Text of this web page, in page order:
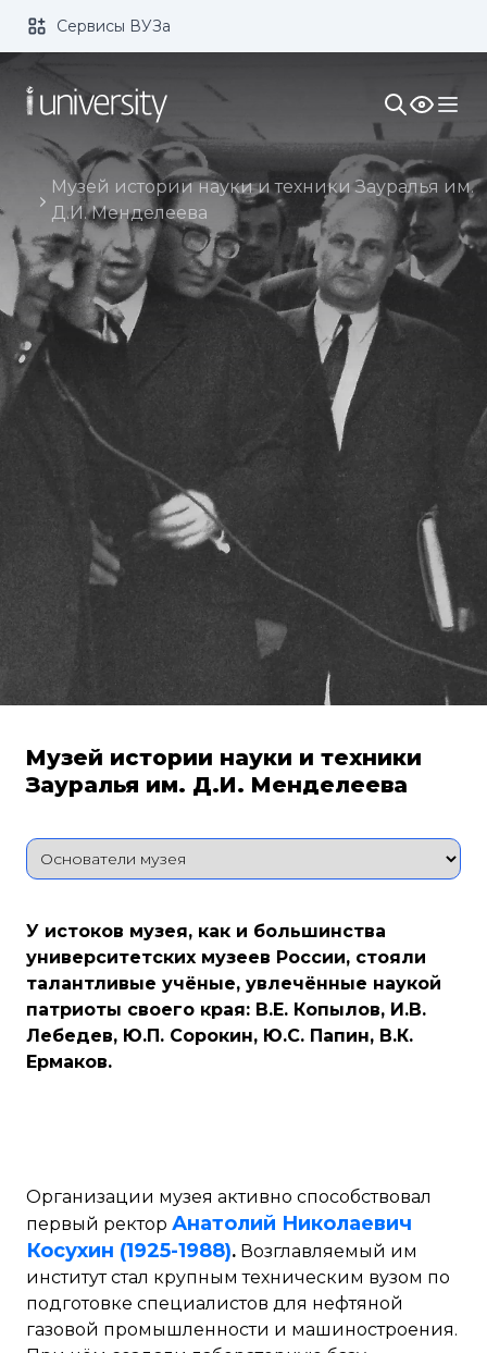
Размер шрифта: Цвет:
Изображения: Кернинг:
Озвучивание:
Сервисы ВУЗа
Музей истории науки и техники Зауралья им.
Д.И. Менделеева
Музей истории науки и техники
Зауралья им. Д.И. Менделеева
У истоков музея, как и большинства
университетских музеев России, стояли
талантливые учёные, увлечённые наукой
патриоты своего края: В.Е. Копылов, И.В.
Лебедев, Ю.П. Сорокин, Ю.С. Папин, В.К.
Ермаков.
Организации музея активно способствовал
первый ректор Анатолий Николаевич
Косухин (1925-1988). Возглавляемый им
институт стал крупным техническим вузом по
подготовке специалистов для нефтяной
газовой промышленности и машиностроения.